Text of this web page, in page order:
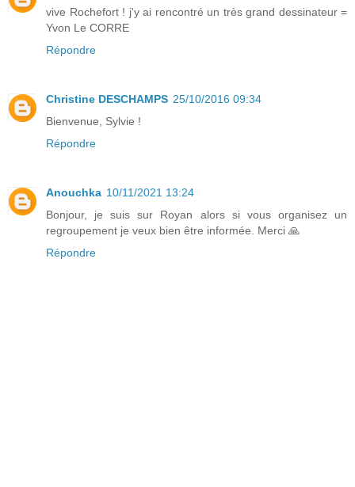
vive Rochefort ! j'y ai rencontré un très grand dessinateur =
Yvon Le CORRE
Répondre
Christine DESCHAMPS 25/10/2016 09:34
Bienvenue, Sylvie !
Répondre
Anouchka 10/11/2021 13:24
Bonjour, je suis sur Royan alors si vous organisez un
regroupement je veux bien être informée. Merci 🙏
Répondre